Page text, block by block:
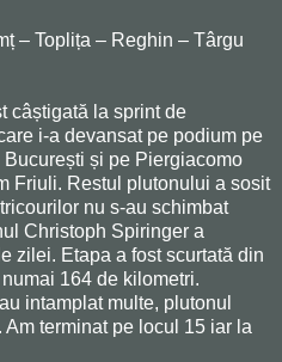
– Toplița – Reghin – Târgu
câștigată la sprint de
i-a devansat pe podium pe
și pe Piergiacomo
Friuli. Restul plutonului a sosit
nu s-au schimbat
Christoph Spiringer a
zilei. Etapa a fost scurtată din
164 de kilometri.
intamplat multe, plutonul
terminat pe locul 15 iar la